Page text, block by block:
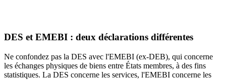
DES et EMEBI : deux déclarations différentes
Ne confondez pas la DES avec l'EMEBI (ex-DEB), qui concerne
les échanges physiques de biens entre États membres, à des fins
statistiques. La DES concerne les services, l'EMEBI concerne les